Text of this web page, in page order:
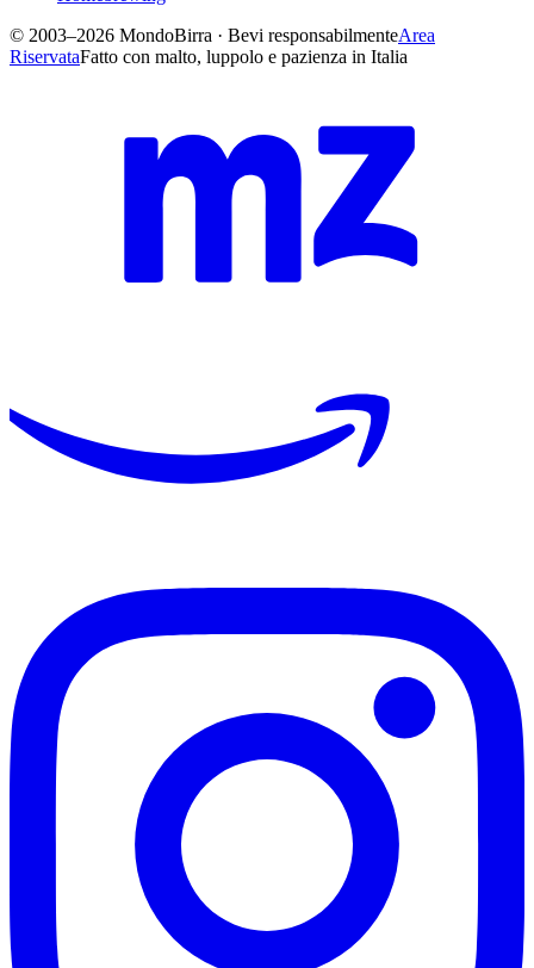
© 2003–2026 MondoBirra · Bevi responsabilmenteArea
RiservataFatto con malto, luppolo e pazienza in Italia